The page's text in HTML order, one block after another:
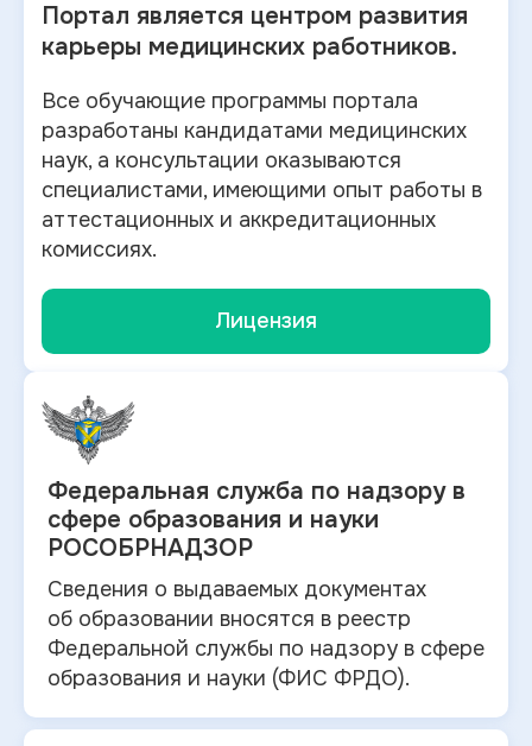
Портал является центром развития
карьеры медицинских работников.
Все обучающие программы портала
разработаны кандидатами медицинских
наук, а консультации оказываются
специалистами, имеющими опыт работы в
аттестационных и аккредитационных
комиссиях.
Лицензия
Федеральная служба по надзору в
сфере образования и науки
РОСОБРНАДЗОР
Сведения о выдаваемых документах
об образовании вносятся в реестр
Федеральной службы по надзору в сфере
образования и науки (ФИС ФРДО).